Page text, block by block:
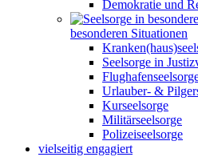
Demokratie und
besonderen Situationen
Seelsorge in
Urlauber- &
Kurseelsorge
Militärseelsorge
Polizeiseelsorge
vielseitig engagiert